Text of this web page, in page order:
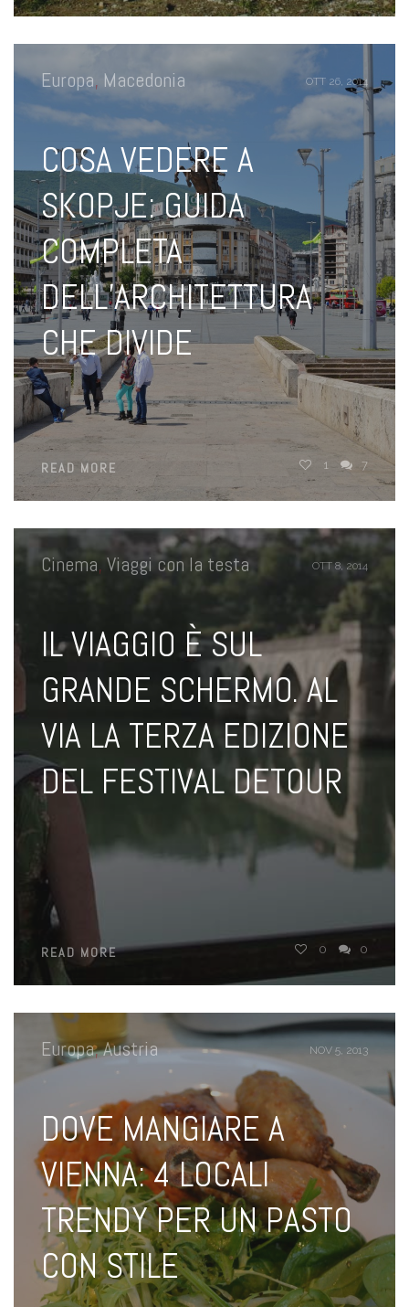
Europa, Macedonia OTT 26, 2014
COSA VEDERE A
SKOPJE: GUIDA
COMPLETA
DELL’ARCHITETTURA
CHE DIVIDE
READ MORE 1 7
Cinema, Viaggi con la testa OTT 8, 2014
IL VIAGGIO È SUL
GRANDE SCHERMO. AL
VIA LA TERZA EDIZIONE
DEL FESTIVAL DETOUR
READ MORE 0 0
Europa,Austria NOV 5, 2013
DOVE MANGIARE A
VIENNA: 4 LOCALI
TRENDY PER UN PASTO
CON STILE